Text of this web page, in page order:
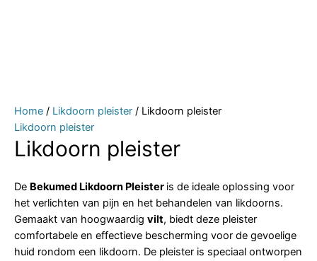
Home / Likdoorn pleister / Likdoorn pleister
Likdoorn pleister
Likdoorn pleister
De Bekumed Likdoorn Pleister is de ideale oplossing voor
het verlichten van pijn en het behandelen van likdoorns.
Gemaakt van hoogwaardig vilt, biedt deze pleister
comfortabele en effectieve bescherming voor de gevoelige
huid rondom een likdoorn. De pleister is speciaal ontworpen